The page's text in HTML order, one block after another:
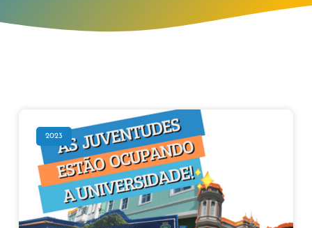
2023